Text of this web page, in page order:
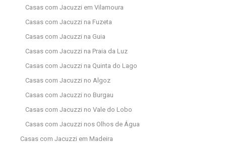
Casas com Jacuzzi em Vilamoura
Casas com Jacuzzi na Fuzeta
Casas com Jacuzzi na Guia
Casas com Jacuzzi na Praia da Luz
Casas com Jacuzzi na Quinta do Lago
Casas com Jacuzzi no Algoz
Casas com Jacuzzi no Burgau
Casas com Jacuzzi no Vale do Lobo
Casas com Jacuzzi nos Olhos de Água
Casas com Jacuzzi em Madeira